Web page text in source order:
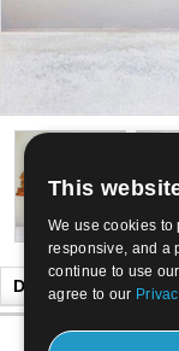
Du Kanske Gillar
This
We use cookies to
responsive, and a
continue to use
agree to our